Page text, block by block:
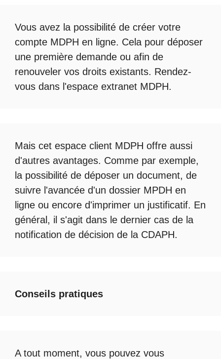
Vous avez la possibilité de créer votre
compte MDPH en ligne. Cela pour déposer
une première demande ou afin de
renouveler vos droits existants. Rendez-
vous dans l'espace extranet MDPH.
Mais cet espace client MDPH offre aussi
d'autres avantages. Comme par exemple,
la possibilité de déposer un document, de
suivre l'avancée d'un dossier MPDH en
ligne ou encore d'imprimer un justificatif. En
général, il s'agit dans le dernier cas de la
notification de décision de la CDAPH.
Conseils pratiques
A tout moment, vous pouvez vous